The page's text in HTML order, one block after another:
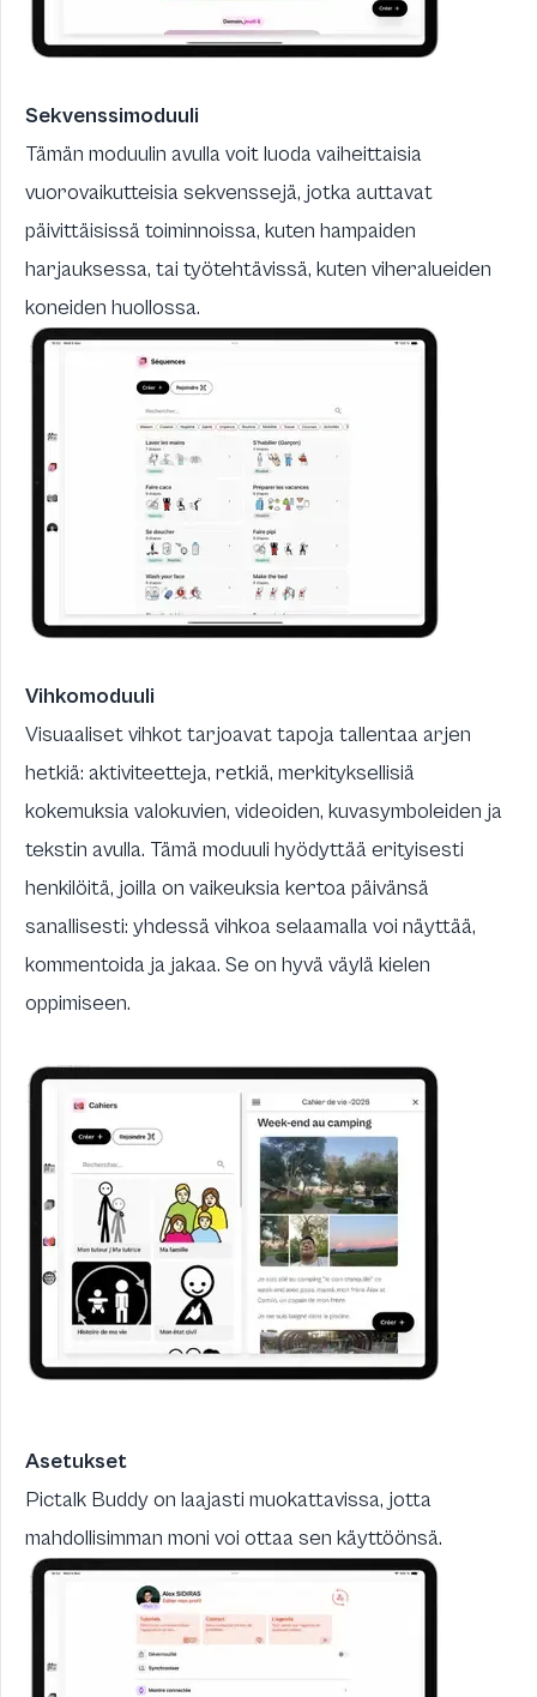
Sekvenssimoduuli
Tämän moduulin avulla voit luoda vaiheittaisia
vuorovaikutteisia sekvenssejä, jotka auttavat
päivittäisissä toiminnoissa, kuten hampaiden
harjauksessa, tai työtehtävissä, kuten viheralueiden
koneiden huollossa.
Vihkomoduuli
Visuaaliset vihkot tarjoavat tapoja tallentaa arjen
hetkiä: aktiviteetteja, retkiä, merkityksellisiä
kokemuksia valokuvien, videoiden, kuvasymboleiden ja
tekstin avulla. Tämä moduuli hyödyttää erityisesti
henkilöitä, joilla on vaikeuksia kertoa päivänsä
sanallisesti: yhdessä vihkoa selaamalla voi näyttää,
kommentoida ja jakaa. Se on hyvä väylä kielen
oppimiseen.
Asetukset
Pictalk Buddy on laajasti muokattavissa, jotta
mahdollisimman moni voi ottaa sen käyttöönsä.